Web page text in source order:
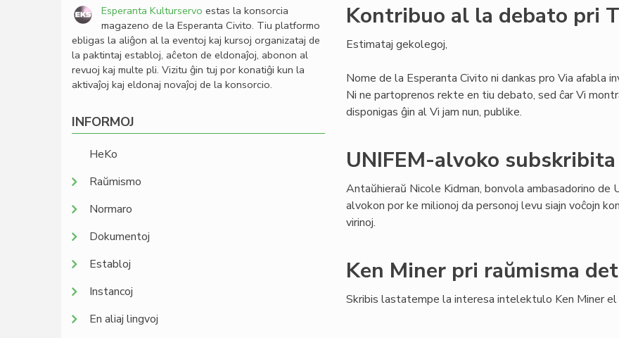
Kontribuo al la debato pri
Estimataj gekolegoj,
Nome de la Esperanta Civito ni dankas pro Via afabla
Ni ne partoprenos rekte en tiu debato, sed ĉar Vi
disponigas ĝin al Vi jam nun, publike.
UNIFEM-alvoko
Antaŭhieraŭ Nicole Kidman, bonvola ambasadorino de
alvokon por ke milionoj da personoj levu siajn voĉojn
virinoj.
Ken Miner pri raŭmisma
Skribis lastatempe la interesa intelektulo Ken Miner el
Esperanta Kulturservo estas la konsorcia
magazeno de la Esperanta Civito. Tiu platformo
ebligas la aliĝon al la eventoj kaj kursoj organizataj de
la paktintaj establoj, aĉeton de eldonaĵoj, abonon al
revuoj kaj multe pli. Vizitu ĝin tuj por konatiĝi kun la
aktivaĵoj kaj eldonaj novaĵoj de la konsorcio.
INFORMOJ
HeKo
Raŭmismo
Normaro
Dokumentoj
Establoj
Instancoj
En aliaj lingvoj